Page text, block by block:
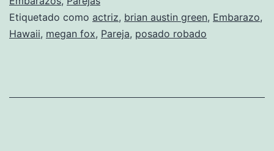
su
barriguita
Etiquetado como actriz, brian austin green, Embarazo,
Hawaii, megan fox, Pareja, posado robado